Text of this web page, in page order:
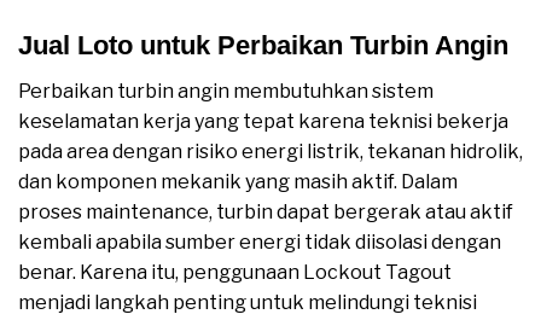
Jual Loto untuk Perbaikan Turbin Angin
Perbaikan turbin angin membutuhkan sistem
keselamatan kerja yang tepat karena teknisi bekerja
pada area dengan risiko energi listrik, tekanan hidrolik,
dan komponen mekanik yang masih aktif. Dalam
proses maintenance, turbin dapat bergerak atau aktif
kembali apabila sumber energi tidak diisolasi dengan
benar. Karena itu, penggunaan Lockout Tagout
menjadi langkah penting untuk melindungi teknisi